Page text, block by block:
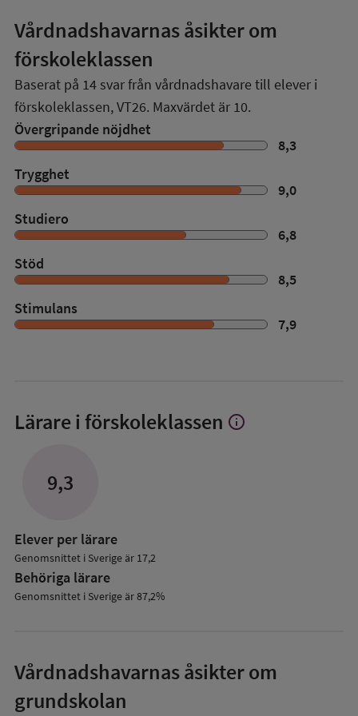
Vårdnadshavarnas åsikter om
förskoleklassen
Baserat på 14 svar från vårdnadshavare till elever i
förskoleklassen,VT26. Maxvärdet är 10.
Övergripande nöjdhet
8,3
Trygghet
9,0
Studiero
6,8
Stöd
8,5
Stimulans
7,9
Lärare i förskoleklassen Visa
info
9,3
Elever per lärare
Genomsnittet i Sverige är 17,2
Behöriga lärare
Genomsnittet i Sverige är 87,2%
Vårdnadshavarnas åsikter om
grundskolan